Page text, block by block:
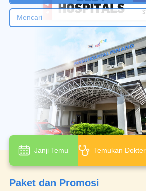
Janji Temu Temukan Dokter
Paket dan Promosi